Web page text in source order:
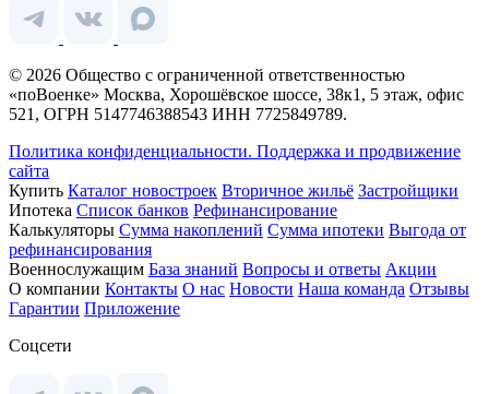
© 2026 Общество с ограниченной ответственностью
«поВоенке» Москва, Хорошёвское шоссе, 38к1, 5 этаж, офис
521, ОГРН 5147746388543 ИНН 7725849789.
Политика конфиденциальности. Поддержка и продвижение
сайта
Купить Каталог новостроек Вторичное жильё Застройщики
Ипотека Список банков Рефинансирование
Калькуляторы Сумма накоплений Сумма ипотеки Выгода от
рефинансирования
Военнослужащим База знаний Вопросы и ответы Акции
О компании Контакты О нас Новости Наша команда Отзывы
Гарантии Приложение
Соцсети